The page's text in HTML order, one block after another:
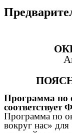
Программа по
Программа по
вокруг нас» для